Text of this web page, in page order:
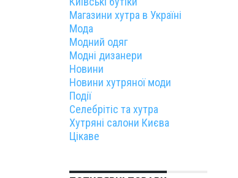
Магазини хутра в Україні
Мода
Модний одяг
Модні дизанери
Новини
Новини хутряної моди
Події
Селебрітіс та хутра
Хутряні салони Києва
Цікаве